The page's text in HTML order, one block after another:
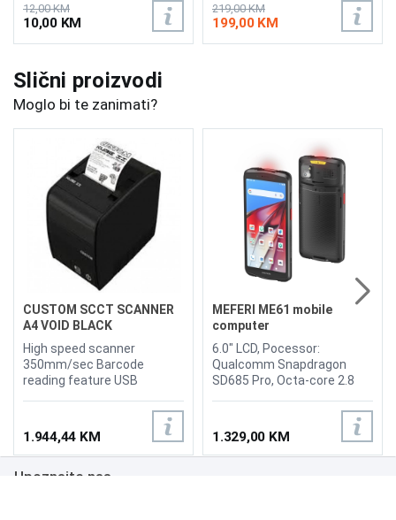
12,00 KM
10,00 KM
219,00 KM
199,00 KM
Slični proizvodi
Moglo bi te zanimati?
CUSTOM SCCT SCANNER
A4 VOID BLACK
High speed scanner
350mm/sec Barcode
reading feature USB
scanning of different size
sheets, from 70 mm to A4
documents 200 DPI
resolution With validation
option Paper thickness:
1.944,44 KM
MEFERI ME61 mobile
computer
6.0" LCD, Pocessor:
Qualcomm Snapdragon
SD685 Pro, Octa-core 2.8
to Android 16, RAM: 4GB,
ROM: 64GB, Camera: Front:
8MP, Rear: 16MP, Rear
camera supports PDAF and
1.329,00 KM
Upoznajte nas